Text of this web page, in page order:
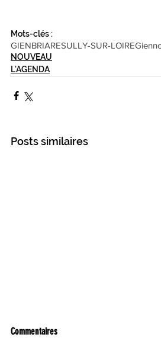
Mots-clés :
GIENBRIARESULLY-SUR-LOIRE
NOUVEAU
L'AGENDA
Posts similaires
Commentaires